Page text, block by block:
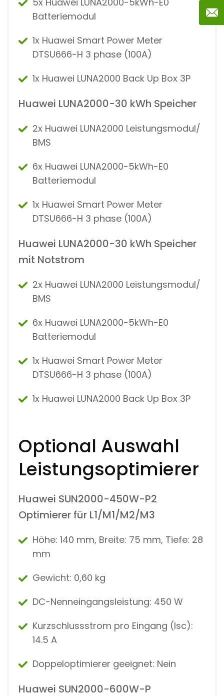
Batteriemodul
1x Huawei Smart Power Meter
DTSU666-H 3 phase (100A)
1x Huawei LUNA2000 Back Up Box 3P
Huawei LUNA2000-30 kWh Speicher
2x Huawei LUNA2000 Leistungsmodul/
BMS
6x Huawei LUNA2000-5kWh-E0
Batteriemodul
1x Huawei Smart Power Meter
DTSU666-H 3 phase (100A)
Huawei LUNA2000-30 kWh Speicher
mit Notstrom
2x Huawei LUNA2000 Leistungsmodul/
BMS
6x Huawei LUNA2000-5kWh-E0
Batteriemodul
1x Huawei Smart Power Meter
DTSU666-H 3 phase (100A)
1x Huawei LUNA2000 Back Up Box 3P
Optional Auswahl
Leistungsoptimierer
Huawei SUN2000-450W-P2
Optimierer für L1/M1/M2/M3
Höhe: 140 mm, Breite: 75 mm, Tiefe: 28
mm
Gewicht: 0,60 kg
DC-Nenneingangsleistung: 450 W
Kurzschlussstrom pro Eingang (Isc):
14.5 A
Doppeloptimierer geeignet: Nein
Huawei SUN2000-600W-P